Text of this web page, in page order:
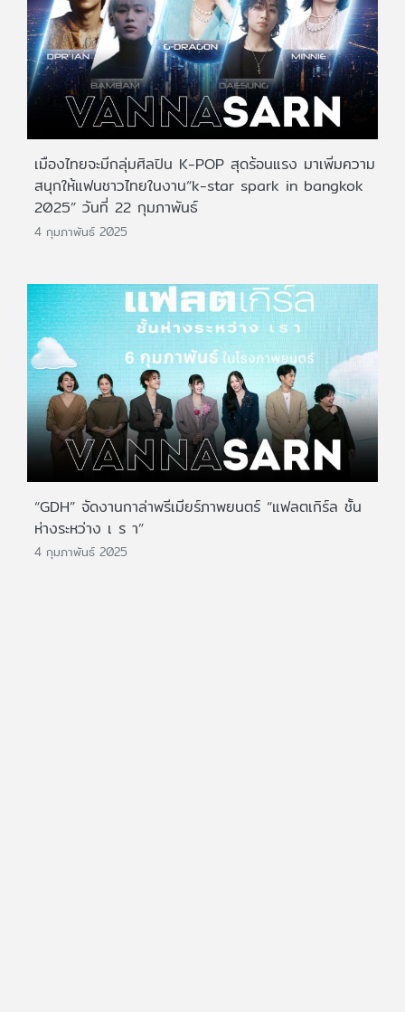
เมืองไทยจะมีกลุ่มศิลปิน K-POP สุดร้อนแรง มาเพิ่มความ
สนุกให้แฟนชาวไทยในงาน“k-star spark in bangkok
2025” วันที่ 22 กุมภาพันธ์
4 กุมภาพันธ์ 2025
​​“GDH” จัดงานกาล่าพรีเมียร์ภาพยนตร์ “แฟลตเกิร์ล ชั้น
ห่างระหว่าง เ ร า”
4 กุมภาพันธ์ 2025